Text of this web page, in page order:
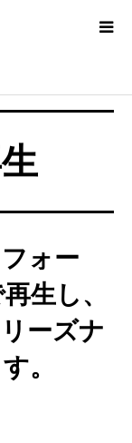
ォー
生し、
ーズナ
。